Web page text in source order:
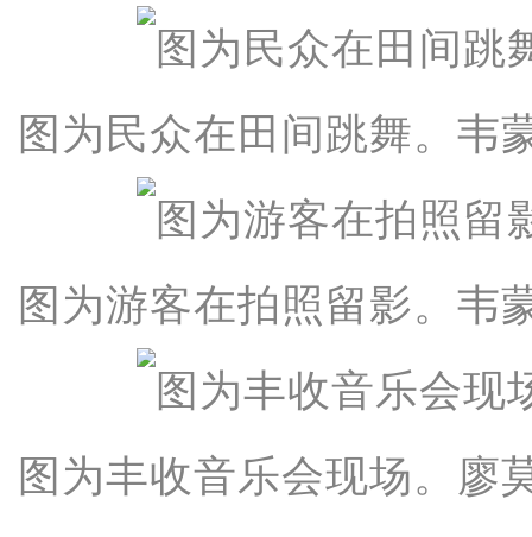
图为民众在田间跳舞。韦
图为游客在拍照留影。韦
图为丰收音乐会现场。廖